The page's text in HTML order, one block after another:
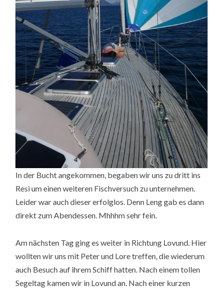
In der Bucht angekommen, begaben wir uns zu dritt ins
Resi um einen weiteren Fischversuch zu unternehmen.
Leider war auch dieser erfolglos. Denn Leng gab es dann
direkt zum Abendessen. Mhhhm sehr fein.
Am nächsten Tag ging es weiter in Richtung Lovund. Hier
wollten wir uns mit Peter und Lore treffen, die wiederum
auch Besuch auf ihrem Schiff hatten. Nach einem tollen
Segeltag kamen wir in Lovund an. Nach einer kurzen